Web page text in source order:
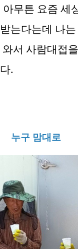
무튼 요즘 세
는다는데 나
서 사람대접
.
누구 맘대로